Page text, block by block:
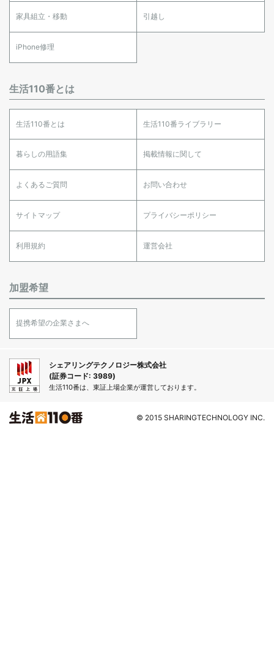
家具組立・移動 引越し
iPhone修理
生活110番とは
生活110番とは 生活110番ライブラリー
暮らしの用語集 掲載情報に関して
よくあるご質問 お問い合わせ
サイトマップ プライバシーポリシー
利用規約 運営会社
加盟希望
提携希望の企業さまへ
シェアリングテクノロジー株式会社
(証券コード: 3989)
生活110番は、東証上場企業が運営しております。
© 2015 SHARINGTECHNOLOGY INC.